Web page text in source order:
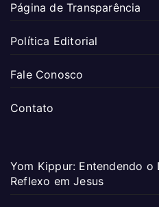
Página de Transparência
Política Editorial
Fale Conosco
Contato
Yom Kippur: Entendendo o
Reflexo em Jesus